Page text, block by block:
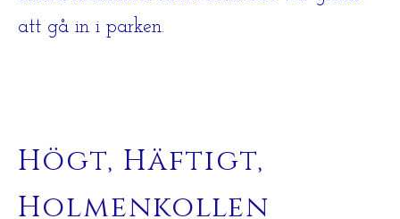
att gå in i parken.
Högt, Häftigt,
Holmenkollen